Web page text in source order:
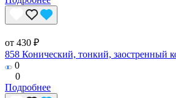
от 430 ₽
858 Конический, тонкий, заостренный
0
0
Подробнее